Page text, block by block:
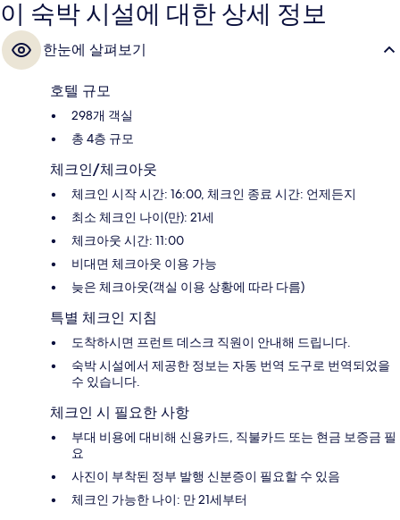
이 숙박 시설에 대한 상세 정보
한눈에 살펴보기
호텔 규모
298개 객실
총 4층 규모
체크인/체크아웃
체크인 시작 시간: 16:00, 체크인 종료 시간: 언제든지
최소 체크인 나이(만): 21세
체크아웃 시간: 11:00
비대면 체크아웃 이용 가능
늦은 체크아웃(객실 이용 상황에 따라 다름)
특별 체크인 지침
도착하시면 프런트 데스크 직원이 안내해 드립니다.
숙박 시설에서 제공한 정보는 자동 번역 도구로 번역되었을
수 있습니다.
체크인 시 필요한 사항
부대 비용에 대비해 신용카드, 직불카드 또는 현금 보증금 필
요
사진이 부착된 정부 발행 신분증이 필요할 수 있음
체크인 가능한 나이: 만 21세부터